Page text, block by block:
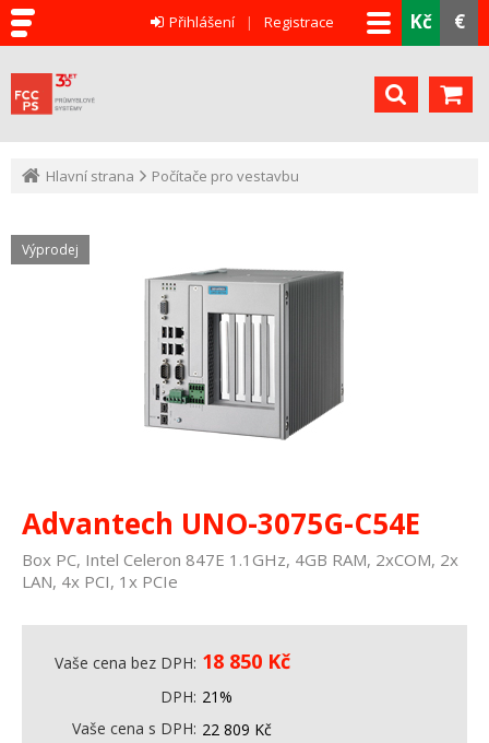
Kč €
Přihlášení Registrace
Hlavní strana Počítače pro vestavbu
Výprodej
Advantech UNO-3075G-C54E
Box PC, Intel Celeron 847E 1.1GHz, 4GB RAM, 2xCOM, 2x
LAN, 4x PCI, 1x PCIe
Vaše cena bez DPH 18 850 Kč
DPH 21%
Vaše cena s DPH 22 809 Kč